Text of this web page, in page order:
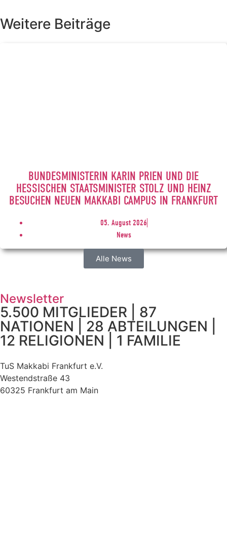
Weitere Beiträge
BUNDESMINISTERIN KARIN PRIEN UND DIE
HESSISCHEN STAATSMINISTER STOLZ UND HEINZ
BESUCHEN NEUEN MAKKABI CAMPUS IN FRANKFURT
05. August 2026
News
Alle News
Newsletter
5.500 MITGLIEDER | 87
NATIONEN | 28 ABTEILUNGEN |
12 RELIGIONEN | 1 FAMILIE
TuS Makkabi Frankfurt e.V.
Westendstraße 43
60325 Frankfurt am Main